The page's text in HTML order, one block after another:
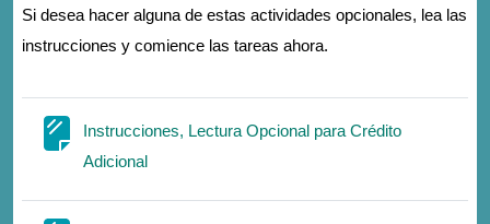
Si desea hacer alguna de estas actividades opcionales, lea las
instrucciones y comience las tareas ahora.
Instrucciones, Lectura Opcional para Crédito
AdicionalPage